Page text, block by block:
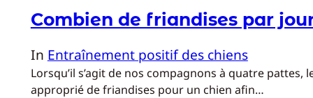
Combien de friandises par
In Entraînement positif des chiens
Lorsqu’il s’agit de nos compagnons à quatre
approprié de friandises pour un chien afin…